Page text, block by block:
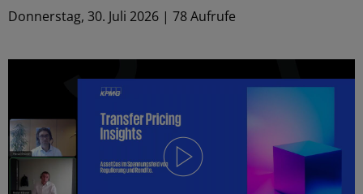
Donnerstag, 30. Juli 2026 | 78 Aufrufe